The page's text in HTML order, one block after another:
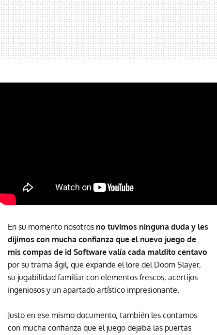
En su momento nosotros no tuvimos ninguna duda y les
dijimos con mucha confianza que el nuevo juego de
mis compas de id Software valía cada maldito centavo
por su trama ágil, que expande el lore del Doom Slayer,
su jugabilidad familiar con elementos frescos, acertijos
ingeniosos y un apartado artístico impresionante.
Justo en ese mismo documento, también les contamos
con mucha confianza que el juego dejaba las puertas